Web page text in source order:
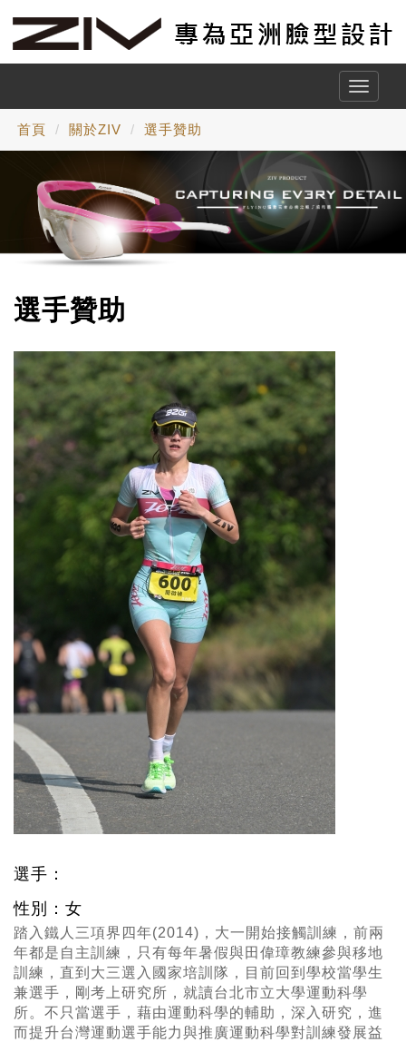
Toggle
首頁 關於ZIV 選手贊助
選手贊助
選手：
性別：女
踏入鐵人三項界四年(2014)，大一開始接觸訓練，前兩
年都是自主訓練，只有每年暑假與田偉璋教練參與移地
訓練，直到大三選入國家培訓隊，目前回到學校當學生
兼選手，剛考上研究所，就讀台北市立大學運動科學
所。不只當選手，藉由運動科學的輔助，深入研究，進
而提升台灣運動選手能力與推廣運動科學對訓練發展益